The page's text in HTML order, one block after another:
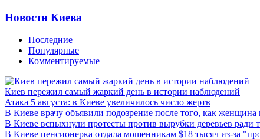
Новости Киева
Последние
Популярные
Комментируемые
Киев пережил самый жаркий день в истории наблюдений
Атака 5 августа: в Киеве увеличилось число жертв
В Киеве врачу объявили подозрение после того, как женщина
В Киеве вспыхнули протесты против вырубки деревьев ради
В Киеве пенсионерка отдала мошенникам $18 тысяч из-за